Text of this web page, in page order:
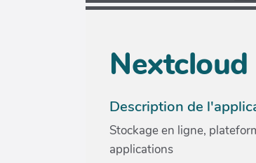
Nextcloud
Description de
Stockage en ligne,
applications